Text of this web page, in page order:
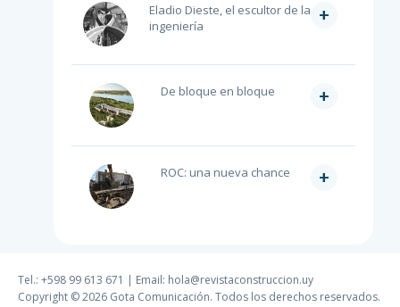
Eladio Dieste, el escultor de la
ingeniería
+
De bloque en bloque +
ROC: una nueva chance +
Tel.: +598 99 613 671 | Email: hola@revistaconstruccion.uy
Copyright © 2026 Gota Comunicación. Todos los derechos reservados.